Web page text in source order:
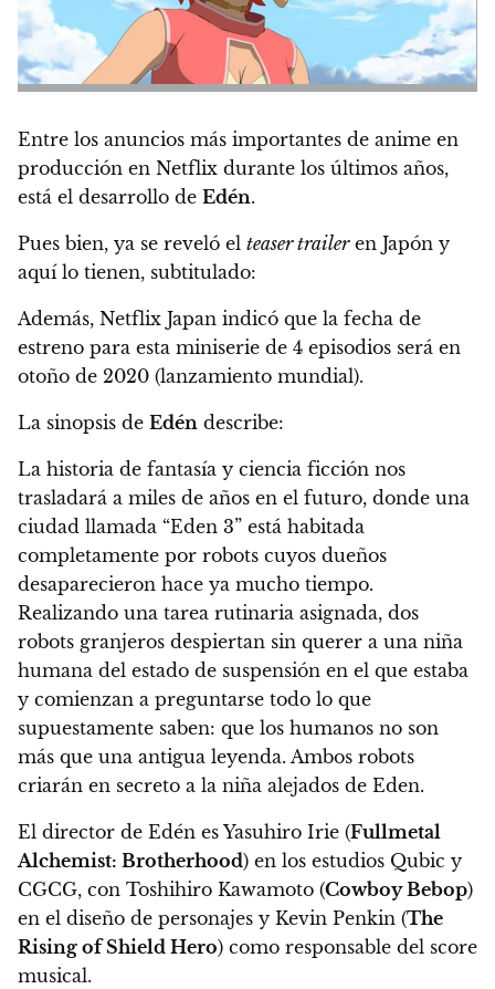
Entre los anuncios más importantes de anime en
producción en Netflix durante los últimos años,
está el desarrollo de Edén.
Pues bien, ya se reveló el teaser traileren Japón y
aquí lo tienen, subtitulado:
Además, Netflix Japan indicó que la fecha de
estreno para esta miniserie de 4 episodios será en
otoño de 2020 (lanzamiento mundial).
La sinopsis de Edén describe:
La historia de fantasía y ciencia ficción nos
trasladará a miles de años en el futuro, donde una
ciudad llamada “Eden 3” está habitada
completamente por robots cuyos dueños
desaparecieron hace ya mucho tiempo.
Realizando una tarea rutinaria asignada, dos
robots granjeros despiertan sin querer a una niña
humana del estado de suspensión en el que estaba
y comienzan a preguntarse todo lo que
supuestamente saben: que los humanos no son
más que una antigua leyenda. Ambos robots
criarán en secreto a la niña alejados de Eden.
El director de Edén es Yasuhiro Irie (Fullmetal
Alchemist: Brotherhood) en los estudios Qubic y
CGCG, con Toshihiro Kawamoto (Cowboy Bebop)
en el diseño de personajes y Kevin Penkin (The
Rising of Shield Hero) como responsable del score
musical.